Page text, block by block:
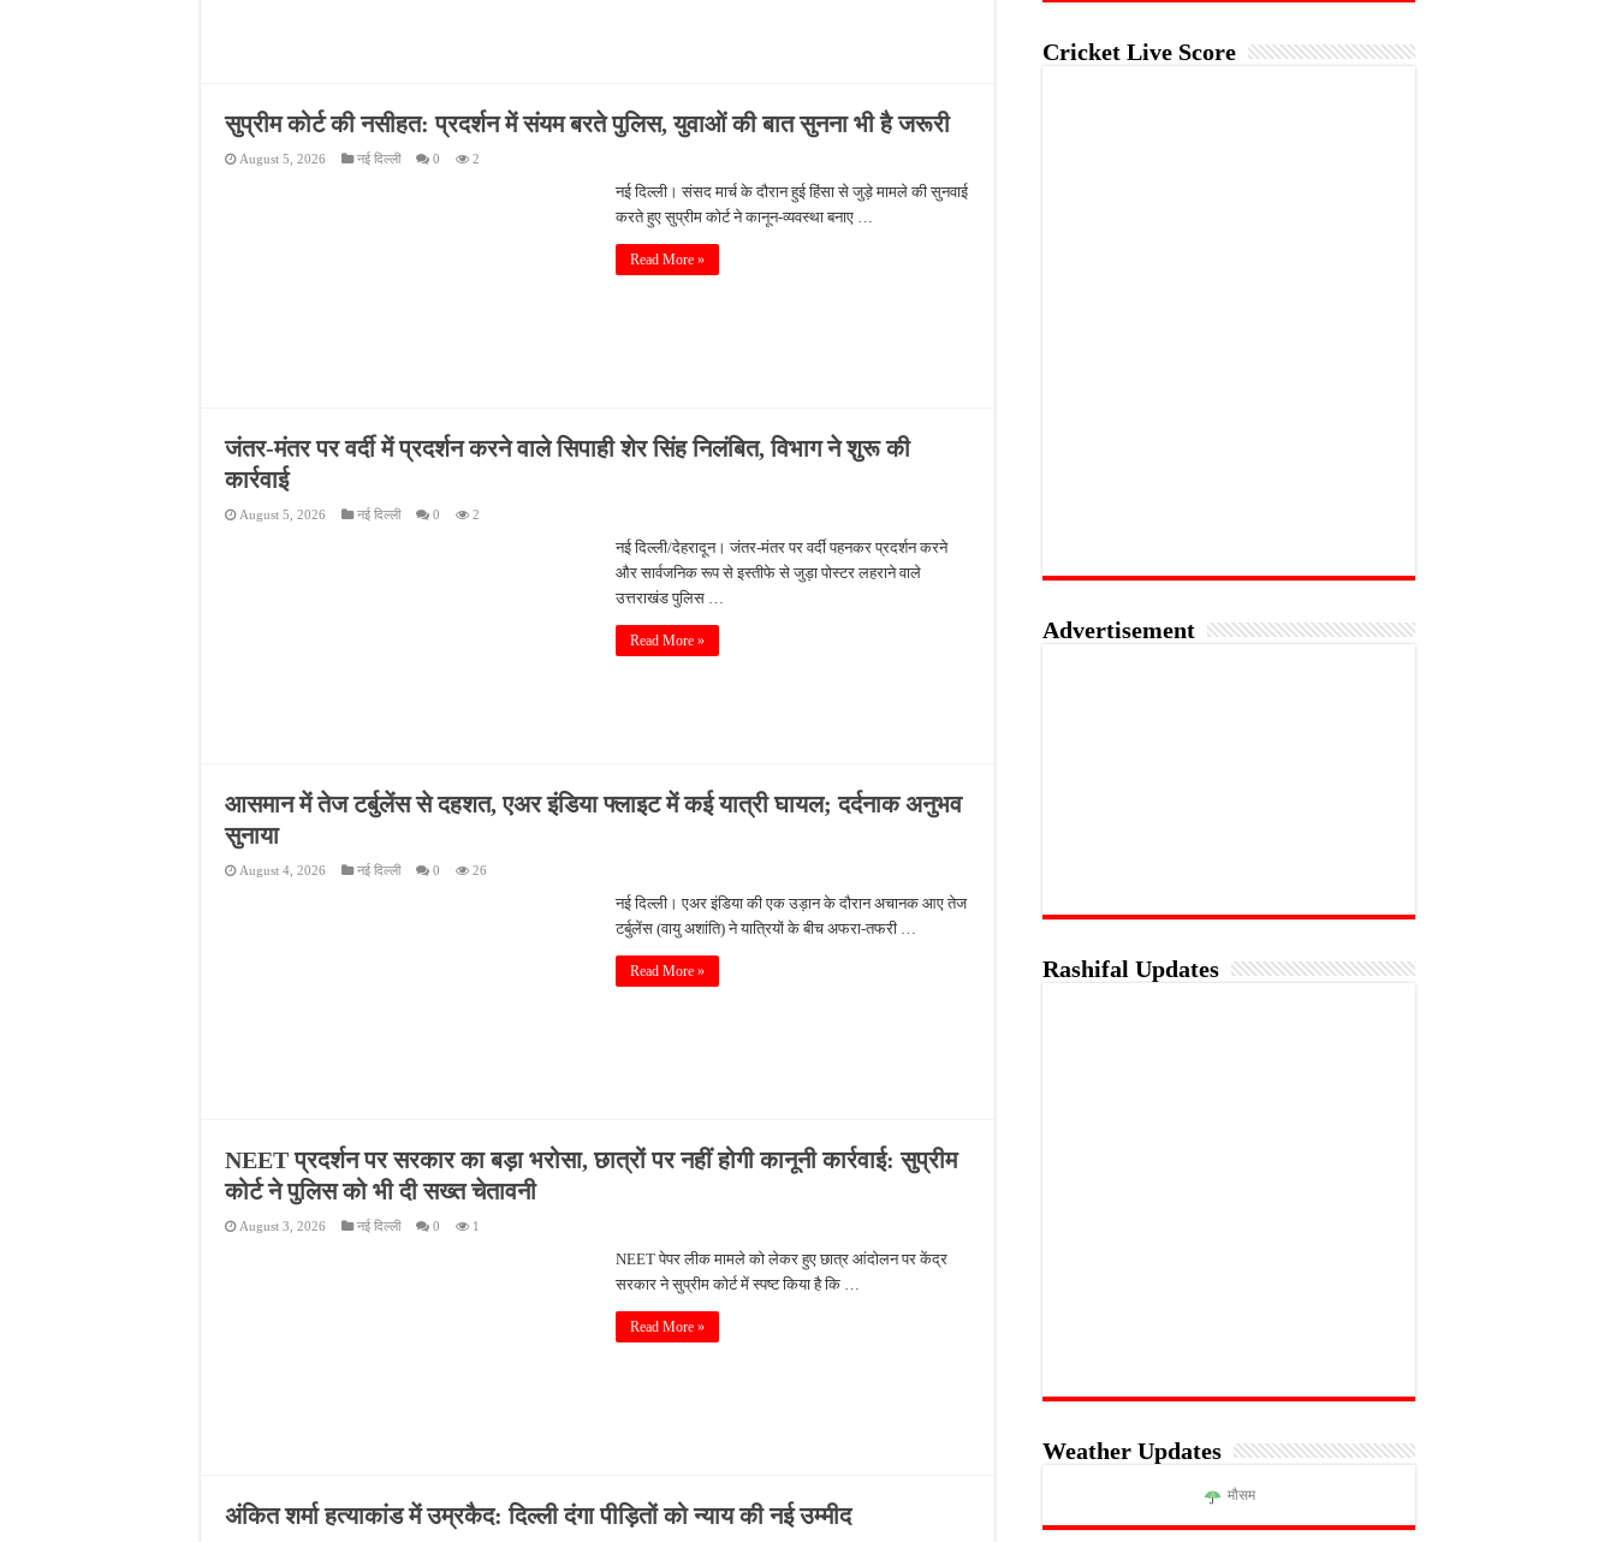
सुप्रीम कोर्ट की नसीहत: प्रदर्शन में संयम बरते पुलिस, युवाओं की बात सुनना भी है जरूरी
August 5, 2026 नई दिल्ली 0 2
नई दिल्ली। संसद मार्च के दौरान हुई हिंसा से जुड़े मामले की सुनवाई
करते हुए सुप्रीम कोर्ट ने कानून-व्यवस्था बनाए …
Read More »
जंतर-मंतर पर वर्दी में प्रदर्शन करने वाले सिपाही शेर सिंह निलंबित, विभाग ने शुरू की
कार्रवाई
August 5, 2026 नई दिल्ली 0 2
नई दिल्ली/देहरादून। जंतर-मंतर पर वर्दी पहनकर प्रदर्शन करने
और सार्वजनिक रूप से इस्तीफे से जुड़ा पोस्टर लहराने वाले
उत्तराखंड पुलिस …
Read More »
आसमान में तेज टर्बुलेंस से दहशत, एअर इंडिया फ्लाइट में कई यात्री घायल; दर्दनाक अनुभव
सुनाया
August 4, 2026 नई दिल्ली 0 26
नई दिल्ली। एअर इंडिया की एक उड़ान के दौरान अचानक आए तेज
टर्बुलेंस (वायु अशांति) ने यात्रियों के बीच अफरा-तफरी …
Read More »
NEET प्रदर्शन पर सरकार का बड़ा भरोसा, छात्रों पर नहीं होगी कानूनी कार्रवाई: सुप्रीम
कोर्ट ने पुलिस को भी दी सख्त चेतावनी
August 3, 2026 नई दिल्ली 0 1
NEET पेपर लीक मामले को लेकर हुए छात्र आंदोलन पर केंद्र
सरकार ने सुप्रीम कोर्ट में स्पष्ट किया है कि …
Read More »
अंकित शर्मा हत्याकांड में उम्रकैद: दिल्ली दंगा पीड़ितों को न्याय की नई उम्मीद
Cricket Live Score
Advertisement
Rashifal Updates
Weather Updates
मौसम